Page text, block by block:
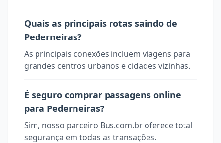
Quais as principais rotas saindo de
Pederneiras?
As principais conexões incluem viagens para
grandes centros urbanos e cidades vizinhas.
É seguro comprar passagens online
para Pederneiras?
Sim, nosso parceiro Bus.com.br oferece total
segurança em todas as transações.